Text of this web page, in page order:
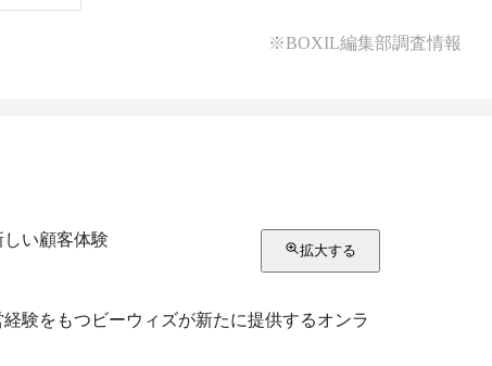
※BOXIL編集部調査情報
い顧客体験
拡大する
験をもつビーウィズが新たに提供するオンラ